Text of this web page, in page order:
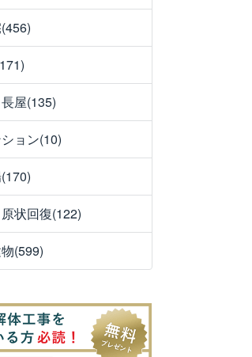
屋(135)
ョン(10)
状回復(122)
(599)